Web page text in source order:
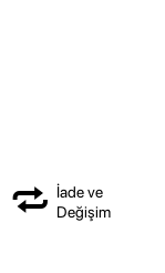
İade ve
Değişim